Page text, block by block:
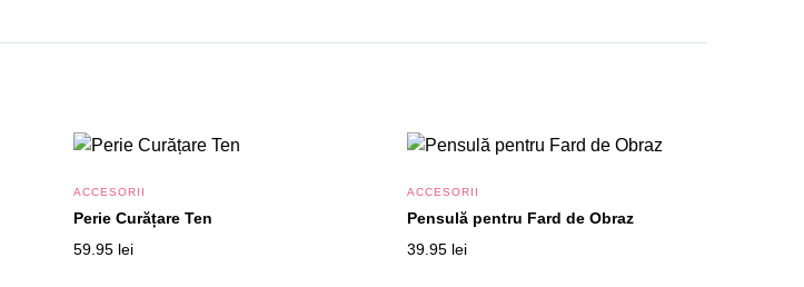
ACCESORII
Perie Curățare Ten
59.95 lei
ACCESORII
Pensulă pentru Fard de Obraz
39.95 lei